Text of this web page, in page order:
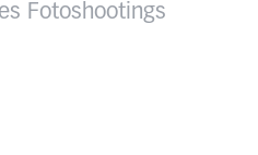
Fotoshootings